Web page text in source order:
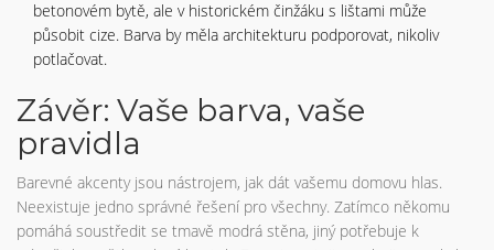
betonovém bytě, ale v historickém činžáku s lištami může
působit cize. Barva by měla architekturu podporovat, nikoliv
potlačovat.
Závěr: Vaše barva, vaše
pravidla
Barevné akcenty jsou nástrojem, jak dát vašemu domovu hlas.
Neexistuje jedno správné řešení pro všechny. Zatímco někomu
pomáhá soustředit se tmavě modrá stěna, jiný potřebuje k